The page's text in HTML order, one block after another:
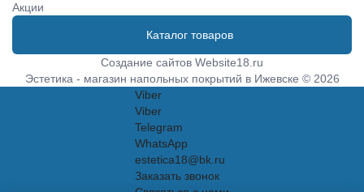
Акции
Каталог товаров
Создание сайтов Website18.ru
Эстетика - магазин напольных покрытий в Ижевске © 2026
Viber
Viber
Telegram
WhatsApp
estetica18@bk.ru
Заказать звонок